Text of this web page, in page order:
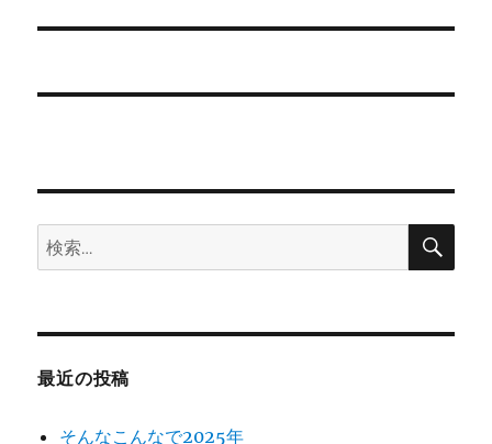
ー
投
検
索:
検
最近の投稿
そんなこんなで2025年